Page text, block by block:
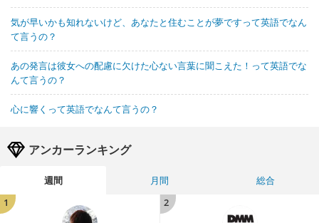
気が早いかも知れないけど、あなたと住むことが夢ですって英語でなん
て言うの？
あの発言は彼女への配慮に欠けた心ない言葉に聞こえた！って英語でな
んて言うの？
心に響くって英語でなんて言うの？
アンカーランキング
週間 月間
総合
1
2